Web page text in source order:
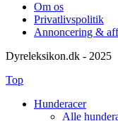
Om os
Privatlivspolitik
Annoncering &
Dyreleksikon.dk - 2025
Top
Hunderacer
Alle